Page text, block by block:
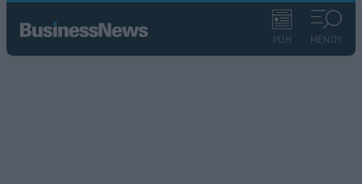
ΡΟΗ ΜΕΝΟΥ